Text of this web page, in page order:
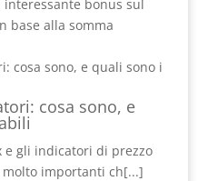
bonus sul
base alla somma
cosa sono, e
e gli indicatori di prezzo
importanti ch[...]